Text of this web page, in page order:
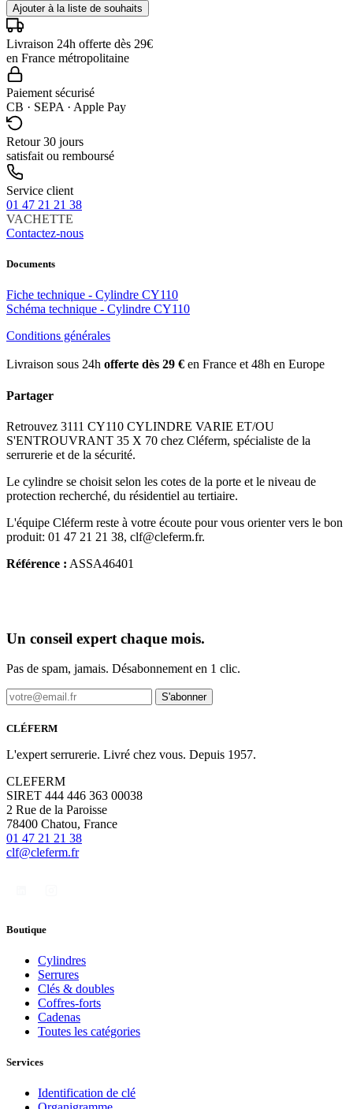
Ajouter à la liste de souhaits
Livraison 24h offerte dès 29€
en France métropolitaine
Paiement sécurisé
CB · SEPA · Apple Pay
Retour 30 jours
satisfait ou remboursé
Service client
01 47 21 21 38
VACHETTE
Contactez-nous
Documents
Fiche technique - Cylindre CY110
Schéma technique - Cylindre CY110
Conditions générales
Livraison sous 24h offerte dès 29 € en France et 48h en Europe
Partager
Retrouvez 3111 CY110 CYLINDRE VARIE ET/OU
S'ENTROUVRANT 35 X 70 chez Cléferm, spécialiste de la
serrurerie et de la sécurité.
Le cylindre se choisit selon les cotes de la porte et le niveau de
protection recherché, du résidentiel au tertiaire.
L'équipe Cléferm reste à votre écoute pour vous orienter vers le bon
produit: 01 47 21 21 38, clf@cleferm.fr.
Référence : ASSA46401
Un conseil expert chaque mois.
Pas de spam, jamais. Désabonnement en 1 clic.
S'abonner
CLÉFERM
L'expert serrurerie. Livré chez vous. Depuis 1957.
CLEFERM
SIRET 444 446 363 00038
2 Rue de la Paroisse
78400 Chatou, France
01 47 21 21 38
clf@cleferm.fr
Boutique
Cylindres
Serrures
Clés & doubles
Coffres-forts
Cadenas
Toutes les catégories
Services
Identification de clé